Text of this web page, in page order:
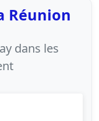
Réunion
dans les